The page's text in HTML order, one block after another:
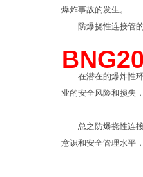
爆炸事故的发生。
防爆挠性连接管
在潜在的爆炸性环
业的安全风险和损失
总之防爆挠性连接
意识和安全管理水平